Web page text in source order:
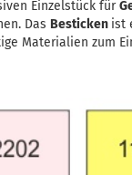
Einzelstück für
Das Besticken ist
Materialien zum